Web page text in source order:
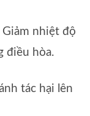
nhiệt độ
điều hòa.
tác hại lên